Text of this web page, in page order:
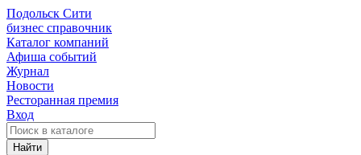
Подольск Сити
бизнес справочник
Каталог компаний
Афиша событий
Журнал
Новости
Ресторанная премия
Вход
Найти